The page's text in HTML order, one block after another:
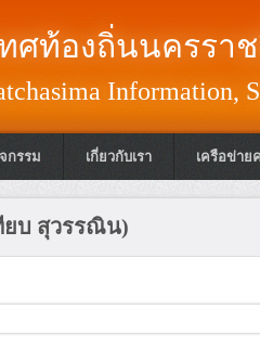
ศท้องถิ่นนครรา
Information,
กรรม เกี่ยวกับเรา เครือข่าย
ยบ สุวรรณิน)